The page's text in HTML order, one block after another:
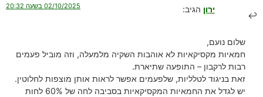
ירון הגיב: 02/10/2025 בשעה 20:32
שלום נועם,
חמאיות מקסיקאיות לא אוהבות השקיה מלמעלה, וזה מוביל פעמים
רבות לרקבון – התופעה שתיארת.
זאת בניגוד לטלליות, שלפעמים אפשר לראות אותן מוצפות לחלוטין.
יש לגדל את החמאיות המקסיקאיות בסביבה לחה של 60% לחות